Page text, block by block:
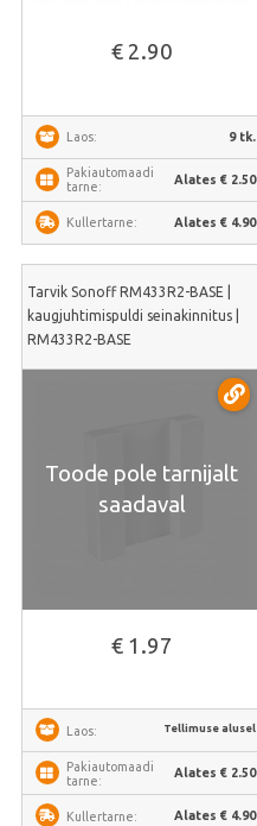
€ 2.90
Laos: 9 tk.
Pakiautomaadi
tarne:
Alates € 2.50
Kullertarne: Alates € 4.90
Tarvik Sonoff RM433R2-BASE |
kaugjuhtimispuldi seinakinnitus |
RM433R2-BASE
Toode pole tarnijalt
saadaval
€ 1.97
Laos: Tellimuse alusel
Pakiautomaadi
tarne:
Alates € 2.50
Kullertarne: Alates € 4.90